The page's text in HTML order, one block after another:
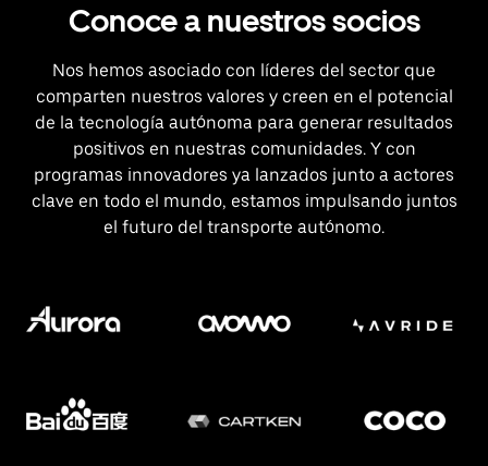
Conoce a nuestros socios
Nos hemos asociado con líderes del sector que
comparten nuestros valores y creen en el potencial
de la tecnología autónoma para generar resultados
positivos en nuestras comunidades. Y con
programas innovadores ya lanzados junto a actores
clave en todo el mundo, estamos impulsando juntos
el futuro del transporte autónomo.